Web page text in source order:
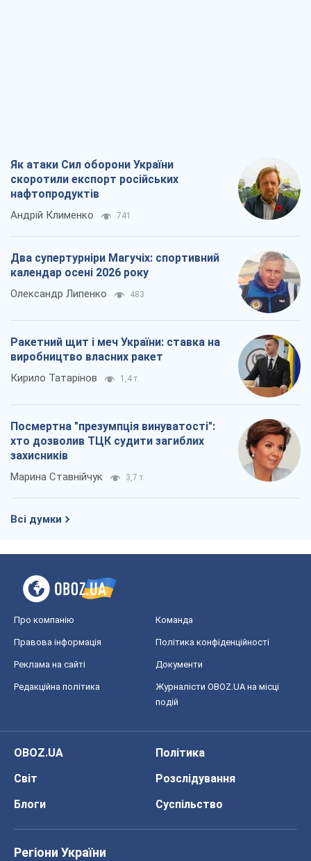
Як атаки Сил оборони України
скоротили експорт російських
нафтопродуктів
Андрій Клименко 741
Два супертурніри Магучіх: спортивний
календар осені 2026 року
Олександр Липенко 483
Ракетний щит і меч України: ставка на
виробництво власних ракет
Кирило Татарінов 1,4 т.
Посмертна "презумпція винуватості":
хто дозволив ТЦК судити загиблих
захисників
Марина Ставнійчук 3,7 т.
Всі думки
Про компанію Команда
Правова інформація Політика конфіденційності
Реклама на сайті Документи
Редакційна політика
Журналісти OBOZ.UA на місці
подій
OBOZ.UA
Політика
Світ
Розслідування
Блоги
Суспільство
Регіони України